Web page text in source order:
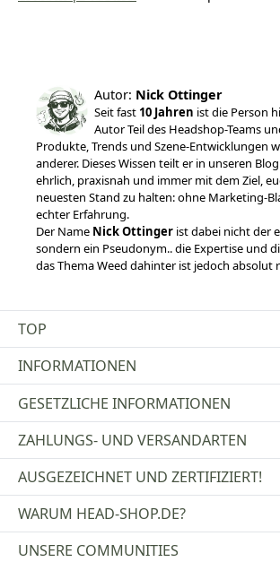
Autor: Nick Ottinger
Seit fast 10 Jahren ist die Person
Autor Teil des Headshop-Teams
Produkte, Trends und Szene-Entwicklungen
anderer. Dieses Wissen teilt er in unseren
ehrlich, praxisnah und immer mit dem Ziel,
neuesten Stand zu halten: ohne Marketing-
echter Erfahrung.
Der Name Nick Ottinger ist dabei nicht der
sondern ein Pseudonym.. die Expertise und
das Thema Weed dahinter ist jedoch absolut
TOP
INFORMATIONEN
GESETZLICHE INFORMATIONEN
ZAHLUNGS- UND VERSANDARTEN
AUSGEZEICHNET UND ZERTIFIZIERT!
WARUM HEAD-SHOP.DE?
UNSERE COMMUNITIES